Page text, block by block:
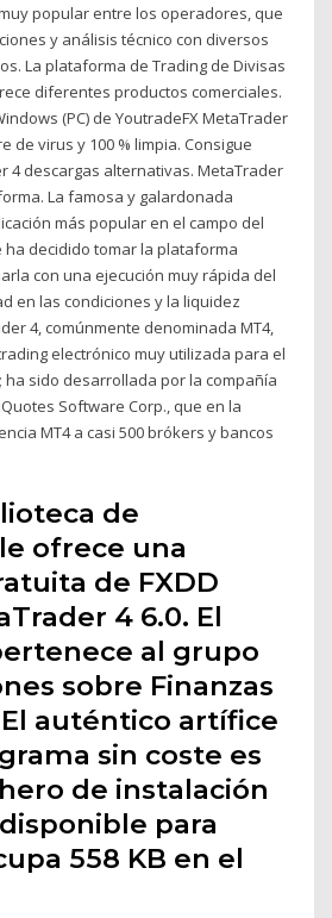
popular entre los operadores, que
y análisis técnico con diversos
La plataforma de Trading de Divisas
diferentes productos comerciales.
(PC) de YoutradeFX MetaTrader
de virus y 100 % limpia. Consigue
4 descargas alternativas. MetaTrader
La famosa y galardonada
más popular en el campo del
ha decidido tomar la plataforma
con una ejecución muy rápida del
en las condiciones y la liquidez
4, comúnmente denominada MT4,
electrónico muy utilizada para el
sido desarrollada por la compañía
Software Corp., que en la
MT4 a casi 500 brókers y bancos
de
ofrece una
de FXDD
4 6.0. El
al grupo
sobre Finanzas
auténtico artífice
sin coste es
de instalación
para
558 KB en el